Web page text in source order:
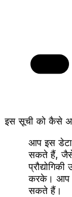
इस सूची को कैसे
आप इस
सकते हैं, जैसे
करके। आप
सकते हैं।